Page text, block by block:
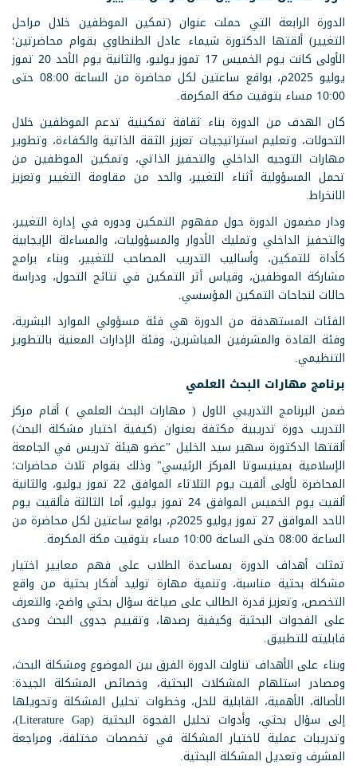
الدورة الرابعة التي حملت عنوان (تمكين الموظفين خلال مراحل
التغيير) ألقتها الدكتورة شيماء عادل الطنطاوي بقوام محاضرتين؛
الأولى كانت يوم الخميس 17 تموز يوليو، والثانية يوم الأحد 20 تموز
يوليو 2025م، بواقع ساعتين لكل محاضرة من الساعة 08:00 حتى
10:00 مساء بتوقيت مكة المكرمة.
كان الهدف من الدورة بناء ثقافة تمكينية تدعم الموظفين خلال
التحولات، وتعليم استراتيجيات تعزيز الثقة الذاتية والكفاءة، وتطوير
مهارات التوجيه الداخلي والتحفيز الذاتي، وتمكين الموظفين من
تحمل المسؤولية أثناء التغيير، والحد من مقاومة التغيير وتعزيز
الانخراط.
ودار مضمون الدورة حول مفهوم التمكين ودوره في إدارة التغيير،
والتحفيز الداخلي وتمليك الأدوار والمسؤوليات، والمساءلة الإيجابية
كأداة للتمكين، وأساليب التدريب المصاحب للتغيير، وبناء برامج
مشاركة الموظفين، وقياس أثر التمكين في نتائج التحول، ودراسة
حالات لنجاحات التمكين المؤسسي.
الفئات المستهدفة من الدورة هي فئة مسؤولي الموارد البشرية،
وفئة القادة والمشرفين المباشرين، وفئة الإدارات المعنية بالتطوير
التنظيمي.
برنامج مهارات البحث العلمي
ضمن البرنامج التدريبي الاول ( مهارات البحث العلمي ) أقام مركز
التدريب دورة تدريبية مكثفة بعنوان (كيفية اختيار مشكلة البحث)
ألقتها الدكتورة سهير سيد الخليل "عضو هيئة تدريس في الجامعة
الإسلامية بمينيسوتا المركز الرئيسي" وذلك بقوام ثلاث محاضرات؛
المحاضرة لأولى ألقيت يوم الثلاثاء الموافق 22 تموز يوليو، والثانية
ألقيت يوم الخميس الموافق 24 تموز يوليو، أما الثالثة فألقيت يوم
الاحد الموافق 27 تموز يوليو 2025م، بواقع ساعتين لكل محاضرة من
الساعة 08:00 حتى الساعة 10:00 مساء بتوقيت مكة المكرمة.
تمثلت أهداف الدورة بمساعدة الطلاب على فهم معايير اختيار
مشكلة بحثية مناسبة، وتنمية مهارة توليد أفكار بحثية من واقع
التخصص، وتعزيز قدرة الطالب على صياغة سؤال بحثي واضح، والتعرف
على الفجوات البحثية وكيفية رصدها، وتقييم جدوى البحث ومدى
قابليته للتطبيق.
وبناء على الأهداف تناولت الدورة الفرق بين الموضوع ومشكلة البحث،
ومصادر استلهام المشكلات البحثية، وخصائص المشكلة الجيدة:
الأصالة، الأهمية، القابلية للحل، وخطوات تحليل المشكلة وتحويلها
إلى سؤال بحثي، وأدوات تحليل الفجوة البحثية (Literature Gap)،
وتدريبات عملية لاختيار المشكلة في تخصصات مختلفة، ومراجعة
المشرف وتعديل المشكلة البحثية.